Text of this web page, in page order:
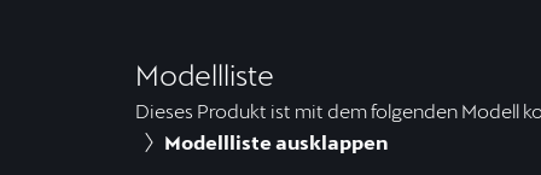
Modellliste
Dieses Produkt ist mit dem folgenden Modell
Modellliste ausklappen